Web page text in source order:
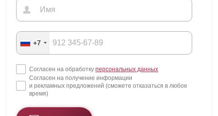
+7
Согласен на обработку персональных данных
Согласен на получение информации
и рекламных предложений (сможете отказаться в любое
время)